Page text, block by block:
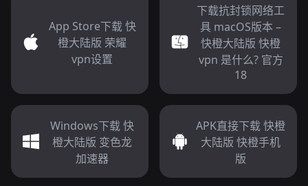
App Store下载 快
橙大陆版 荣耀
vpn设置
下载抗封锁网络工
具 macOS版本 –
快橙大陆版 快橙
vpn 是什么? 官方
18
Windows下载 快
橙大陆版 变色龙
加速器
APK直接下载 快橙
大陆版 快橙手机
版